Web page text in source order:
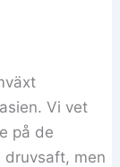
Vi vet
på de
men